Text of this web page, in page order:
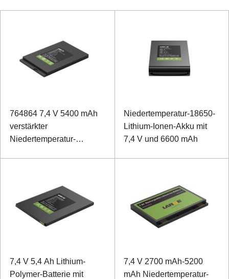
764864 7,4 V 5400 mAh
verstärkter
Niedertemperatur-
Niedertemperatur-18650-
Lithium-Ionen-Akku mit
7,4 V und 6600 mAh
7,4 V 5,4 Ah Lithium-
Polymer-Batterie mit
7,4 V 2700 mAh-5200
mAh Niedertemperatur-